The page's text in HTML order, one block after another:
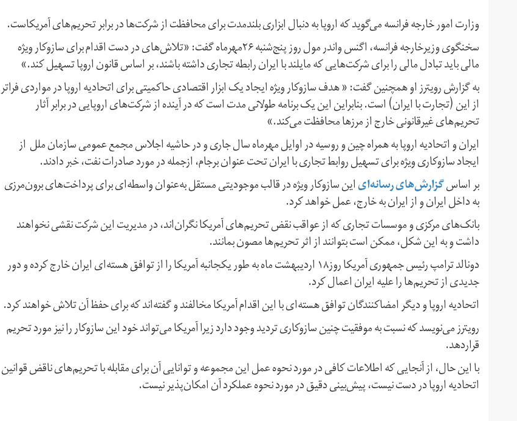
وزارت امور خارجه فرانسه می‌گوید که اروپا به دنبال ابزاری بلندمدت برای محافظت از شرکت‌ها در برابر تحریم‌های آمریکاست.
سخنگوی وزیرخارجه فرانسه، اگنس واندر مول روز پنج‌شنبه ۲۶مهرماه گفت: «تلاش‌های در دست اقدام برای سازوکار ویژه
مالی باید تبادل مالی را برای شرکت‌هایی که مایلند با ایران رابطه تجاری داشته باشند، بر اساس قانون اروپا تسهیل کند.»
به گزارش رویترز او همچنین گفت: « هدف سازوکار ویژه ایجاد یک ابزار اقتصادی حاکمیتی برای اتحادیه اروپا در مواردی فراتر
از این (تجارت با ایران) است. بنابراین این یک برنامه طولانی مدت است که در آینده از شرکت‌های اروپایی در برابر آثار
تحریم‌های غیرقانونی خارج از مرزها محافظت می‌کند.»
ایران و اتحادیه اروپا به همراه چین و روسیه در اوایل مهرماه سال جاری و در حاشیه اجلاس مجمع عمومی سازمان ملل از
ایجاد سازوکاری ویژه برای تسهیل روابط تجاری با ایران تحت عنوان برجام، ازجمله در مورد صادرات نفت، خبر دادند.
بر اساسگزارش‌های رسانه‌ایاین سازوکار ویژه در قالب موجودیتی مستقل به‌عنوان واسطه‌ای برای پرداخت‌های برون‌مرزی
به داخل ایران و از ایران به خارج، عمل خواهد کرد.
بانک‌های مرکزی و موسسات تجاری که از عواقب نقض تحریم‌های آمریکا نگران‌اند، در مدیریت این شرکت نقشی نخواهند
داشت و به این شکل، ممکن است بتوانند از اثر تحریم‌ها مصون بمانند.
دونالد ترامپ رئیس جمهوری آمریکا روز۱۸ اردیبهشت ماه به طور یکجانبه آمریکا را از توافق هسته‌ای ایران خارج کرده و دور
جدیدی از تحریم‌ها را علیه ایران اعمال کرد.
اتحادیه اروپا و دیگر امضاکنندگان توافق هسته‌ای با این اقدام آمریکا مخالفند و گفته‌اند که برای حفظ آن تلاش خواهند کرد.
رویترز می‌نویسد که نسبت به موفقیت چنین سازوکاری تردید وجود دارد زیرا آمریکا می‌تواند خود این سازوکار را نیز مورد تحریم
قراردهد.
با این حال، از آنجایی که اطلاعات کافی در مورد نحوه عمل این مجموعه و توانایی آن برای مقابله با تحریم‌های ناقض قوانین
اتحادیه اروپا در دست نیست، پیش‌بینی دقیق در مورد نحوه عملکرد آن امکان‌پذیر نیست.